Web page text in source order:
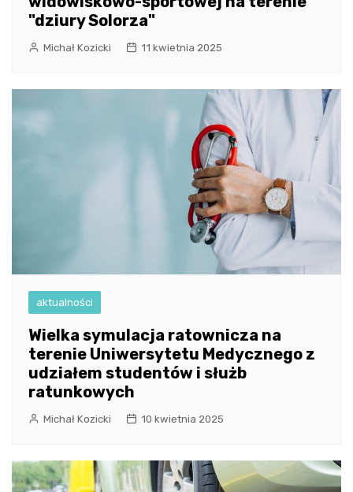
"dziury Solorza"
Michał Kozicki 11 kwietnia 2025
aktualności
Wielka symulacja ratownicza na
terenie Uniwersytetu Medycznego z
udziałem studentów i służb
ratunkowych
Michał Kozicki 10 kwietnia 2025